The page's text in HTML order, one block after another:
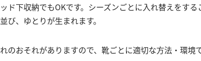
ド下収納でもOKです。シーズンごとに入れ替えをする
び、ゆとりが生まれます。
のおそれがありますので、靴ごとに適切な方法・環境